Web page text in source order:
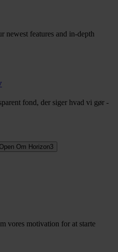
newest features and in-depth
fond, der siger hvad vi gør -
Open Om Horizon3
vores motivation for at starte